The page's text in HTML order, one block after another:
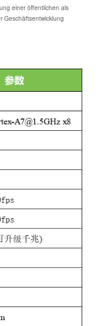
einer öffentlichen als
Geschäftsentwicklung